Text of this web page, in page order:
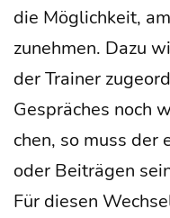
die Mög­lich­keit,
zu­neh­men. Dazu
der Trai­ner
Gesprä­ches noch
chen, so muss der
oder Bei­trä­gen
Für die­sen